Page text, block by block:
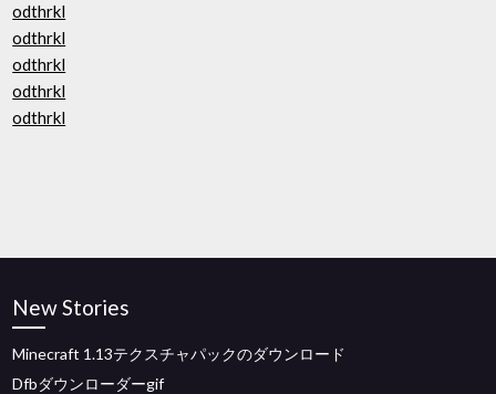
odthrkl
odthrkl
odthrkl
odthrkl
odthrkl
New Stories
Minecraft 1.13テクスチャパックのダウンロード
Dfbダウンローダーgif